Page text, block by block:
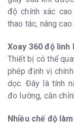
độ chính xác
thao tác, nâng
Xoay 360 độ linh
Thiết bị có thể
phép định vị
dọc. Đây là tính
đo lường, căn
Nhiều chế độ